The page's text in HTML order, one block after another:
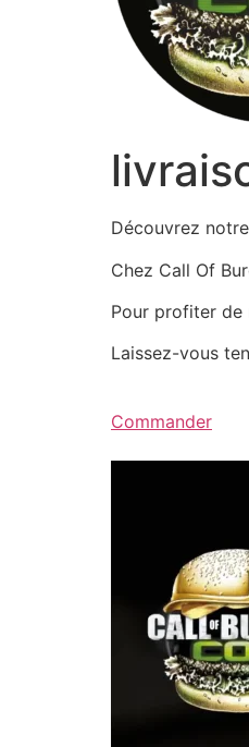
Découvrez
Chez Call Of
Pour profiter de
Laissez-vous
Commander